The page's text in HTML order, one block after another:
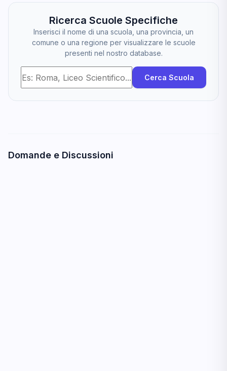
Ricerca Scuole Specifiche
Inserisci il nome di una scuola, una provincia, un
comune o una regione per visualizzare le scuole
presenti nel nostro database.
Cerca Scuola
Domande e Discussioni